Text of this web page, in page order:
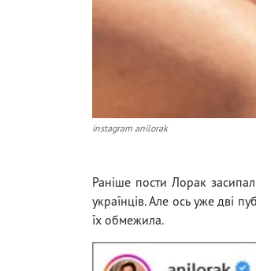
instagram anilorak
Раніше пости Лорак
українців. Але ось уже дві
їх обмежила.